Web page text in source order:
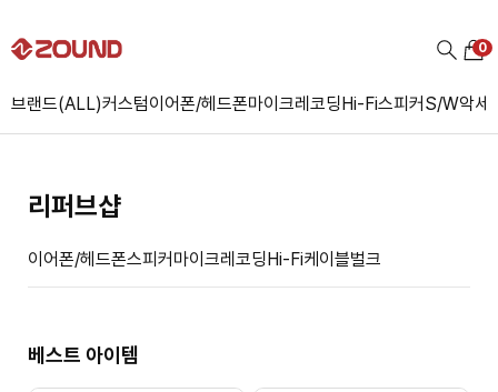
브랜드(ALL)커스텀이어폰/헤드폰마이크레코딩Hi-Fi스피커S/W악세
0
리퍼브샵
이어폰/헤드폰스피커마이크레코딩Hi-Fi케이블벌크
베스트 아이템